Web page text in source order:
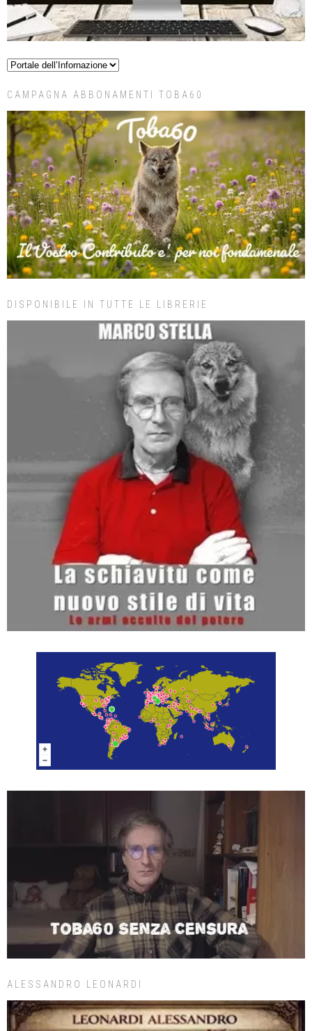
CAMPAGNA ABBONAMENTI TOBA60
DISPONIBILE IN TUTTE LE LIBRERIE
ALESSANDRO LEONARDI